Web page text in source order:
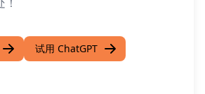
试用 ChatGPT